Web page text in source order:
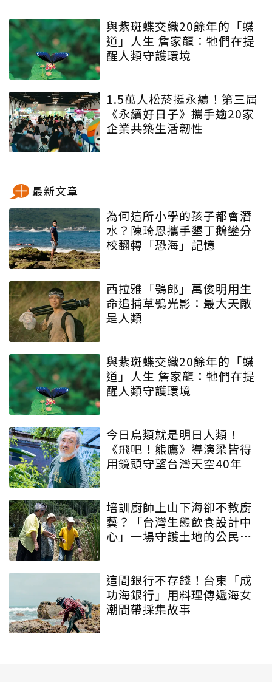
與紫斑蝶交織20餘年的「蝶
道」人生 詹家龍：牠們在提
醒人類守護環境
1.5萬人松菸挺永續！第三屆
《永續好日子》攜手逾20家
企業共築生活韌性
最新文章
為何這所小學的孩子都會潛
水？陳琦恩攜手墾丁鵝鑾分
校翻轉「恐海」記憶
西拉雅「鴞郎」萬俊明用生
命追捕草鴞光影：最大天敵
是人類
與紫斑蝶交織20餘年的「蝶
道」人生 詹家龍：牠們在提
醒人類守護環境
今日鳥類就是明日人類！
《飛吧！熊鷹》導演梁皆得
用鏡頭守望台灣天空40年
培訓廚師上山下海卻不教廚
藝？「台灣生態飲食設計中
心」一場守護土地的公民運
這間銀行不存錢！台東「成
功海銀行」用料理傳遞海女
潮間帶採集故事